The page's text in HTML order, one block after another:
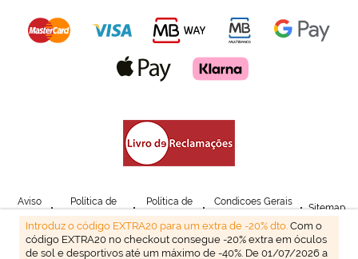
Introduz o código EXTRA20 para um extra de -20% dto. Com o
código EXTRA20 no checkout consegue -20% extra em óculos
de sol e desportivos até um máximo de -40%. De 01/07/2026 a
Aviso
Legal
Política de
Privacidade
Política de
Cookies
Condicoes Gerais
de Venda
Sitemap
© Mais Optica. 2026